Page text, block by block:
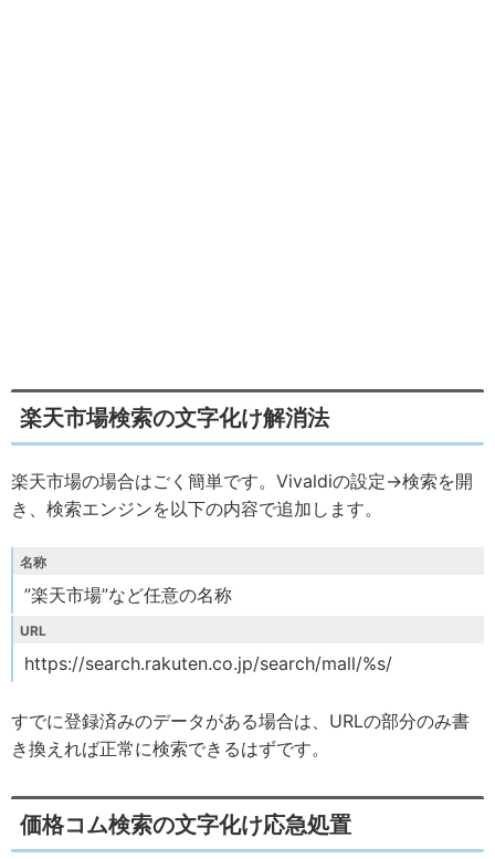
楽天市場検索の文字化け解消法
楽天市場の場合はごく簡単です。Vivaldiの設定→検索を開
き、検索エンジンを以下の内容で追加します。
名称
”楽天市場”など任意の名称
URL
https://search.rakuten.co.jp/search/mall/%s/
すでに登録済みのデータがある場合は、URLの部分のみ書
き換えれば正常に検索できるはずです。
価格コム検索の文字化け応急処置